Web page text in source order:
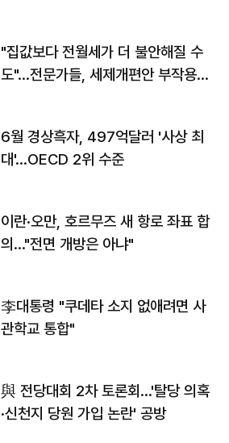
"집값보다 전월세가 더 불안해질 수
도"…전문가들, 세제개편안 부작용
6월 경상흑자, 497억달러 '사상 최
대'…OECD 2위 수준
이란·오만, 호르무즈 새 항로 좌표 합
의…"전면 개방은 아냐"
李대통령 "쿠데타 소지 없애려면 사
관학교 통합"
與 전당대회 2차 토론회…'탈당 의혹
·신천지 당원 가입 논란' 공방